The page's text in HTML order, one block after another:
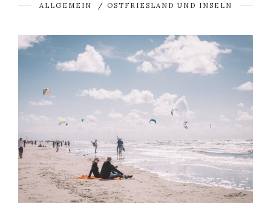
ALLGEMEIN / OSTFRIESLAND UND INSELN